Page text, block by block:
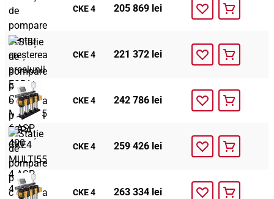
CKE 4 205 869 lei
CKE 4 221 372 lei
CKE 4 242 786 lei
CKE 4 259 426 lei
CKE 4 263 334 lei